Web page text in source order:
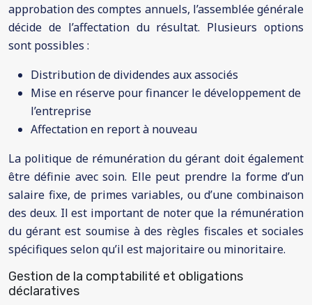
approbation des comptes annuels, l’assemblée générale
décide de l’affectation du résultat. Plusieurs options
sont possibles :
Distribution de dividendes aux associés
Mise en réserve pour financer le développement de
l’entreprise
Affectation en report à nouveau
La politique de rémunération du gérant doit également
être définie avec soin. Elle peut prendre la forme d’un
salaire fixe, de primes variables, ou d’une combinaison
des deux. Il est important de noter que la rémunération
du gérant est soumise à des règles fiscales et sociales
spécifiques selon qu’il est majoritaire ou minoritaire.
Gestion de la comptabilité et obligations
déclaratives